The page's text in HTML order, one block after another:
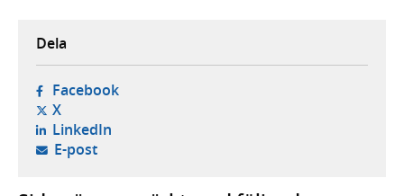
Dela
Facebook- öppnas i ny flik, extern webbplats,
X- öppnas i ny flik, extern webbplats,
LinkedIn- öppnas i ny flik, extern webbplats,
E-post- öppnar din e-postklient,